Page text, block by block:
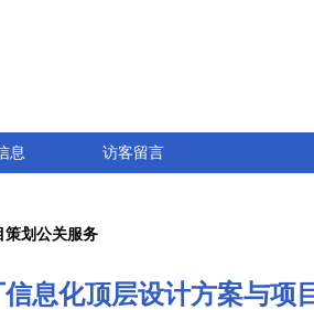
息 访客留言
策划公关服务
息化顶层设计方案与项